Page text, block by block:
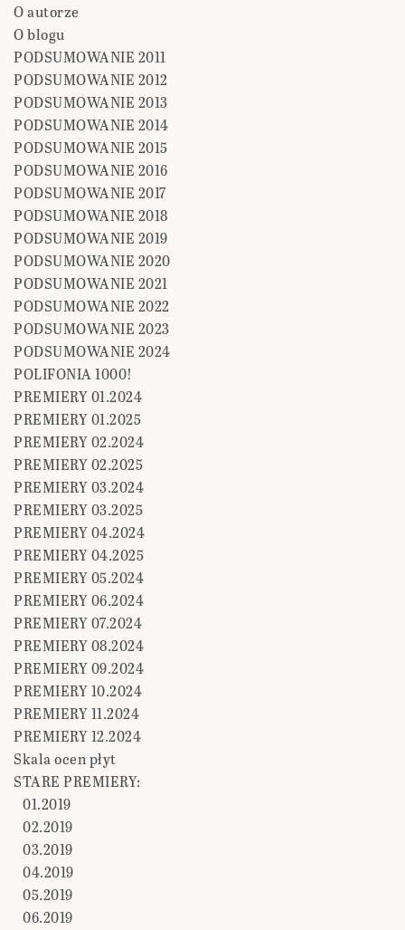
O autorze
O blogu
PODSUMOWANIE 2011
PODSUMOWANIE 2012
PODSUMOWANIE 2013
PODSUMOWANIE 2014
PODSUMOWANIE 2015
PODSUMOWANIE 2016
PODSUMOWANIE 2017
PODSUMOWANIE 2018
PODSUMOWANIE 2019
PODSUMOWANIE 2020
PODSUMOWANIE 2021
PODSUMOWANIE 2022
PODSUMOWANIE 2023
PODSUMOWANIE 2024
POLIFONIA 1000!
PREMIERY 01.2024
PREMIERY 01.2025
PREMIERY 02.2024
PREMIERY 02.2025
PREMIERY 03.2024
PREMIERY 03.2025
PREMIERY 04.2024
PREMIERY 04.2025
PREMIERY 05.2024
PREMIERY 06.2024
PREMIERY 07.2024
PREMIERY 08.2024
PREMIERY 09.2024
PREMIERY 10.2024
PREMIERY 11.2024
PREMIERY 12.2024
Skala ocen płyt
STARE PREMIERY:
01.2019
02.2019
03.2019
04.2019
05.2019
06.2019